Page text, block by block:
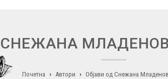
Почетна Автори Објави од Снежана